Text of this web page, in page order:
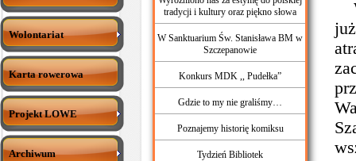
Wolontariat
Karta rowerowa
Projekt LOWE
Archiwum
tradycji i kultury oraz piękno słowa
W Sanktuarium Św. Stanisława BM w
Szczepanowie
Konkurs MDK ,, Pudełka”
Gdzie to my nie graliśmy…
Poznajemy historię komiksu
Tydzień Bibliotek